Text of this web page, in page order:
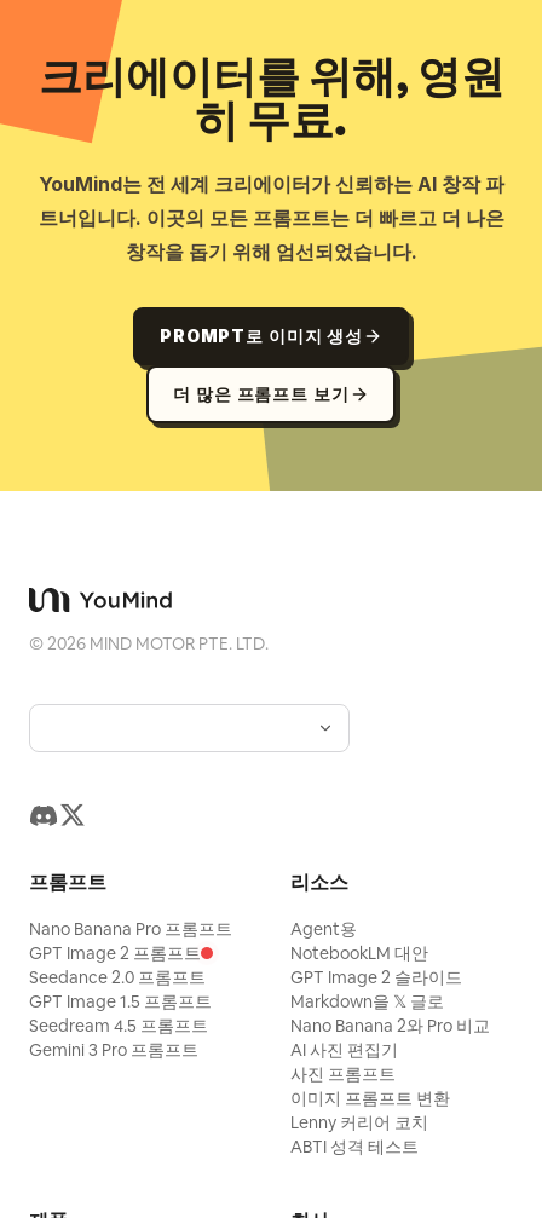
크리에이터를 위해, 영원
히 무료.
YouMind는 전 세계 크리에이터가 신뢰하는 AI 창작 파
트너입니다. 이곳의 모든 프롬프트는 더 빠르고 더 나은
창작을 돕기 위해 엄선되었습니다.
PROMPT로 이미지 생성
더 많은 프롬프트 보기
©2026 MIND MOTOR PTE. LTD.
프롬프트
Nano Banana Pro 프롬프트
GPT Image 2 프롬프트
Seedance 2.0 프롬프트
GPT Image 1.5 프롬프트
Seedream 4.5 프롬프트
Gemini 3 Pro 프롬프트
리소스
Agent용
NotebookLM 대안
GPT Image 2 슬라이드
Markdown을 𝕏 글로
Nano Banana 2와 Pro 비교
AI 사진 편집기
사진 프롬프트
이미지 프롬프트 변환
Lenny 커리어 코치
ABTI 성격 테스트